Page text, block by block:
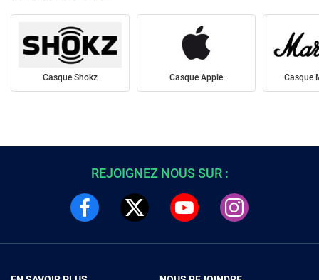
Casque Shokz Casque Apple Casque
REJOIGNEZ NOUS SUR :